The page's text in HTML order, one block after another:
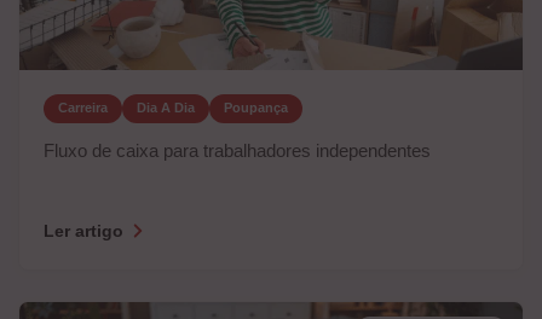
Carreira Dia A Dia Poupança
Fluxo de caixa para trabalhadores independentes
Ler artigo